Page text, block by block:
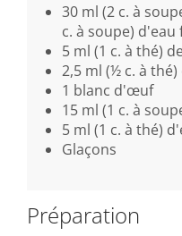
30 ml (2 c. à
c. à soupe) d'eau
5 ml (1 c. à thé)
2,5 ml (½ c. à
1 blanc d'œuf
15 ml (1 c. à
5 ml (1 c. à thé)
Glaçons
Préparation